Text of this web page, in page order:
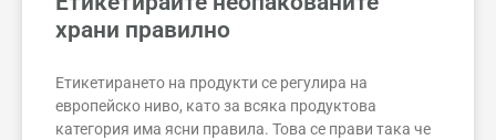
храни правилно
Етикетирането на продукти се регулира на
европейско ниво, като за всяка продуктова
категория има ясни правила. Това се прави така че